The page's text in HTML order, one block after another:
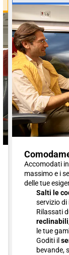
Accomodati
massimo e i
delle tue
Salti le
servizio
Rilassati
le tue
Goditi il
bevande,